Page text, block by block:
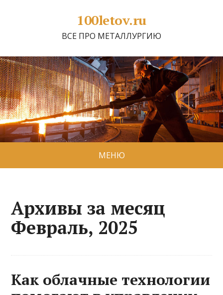
100letov.ru
ВСЕ ПРО МЕТАЛЛУРГИЮ
МЕНЮ
Архивы за месяц
Февраль, 2025
Как облачные технологии